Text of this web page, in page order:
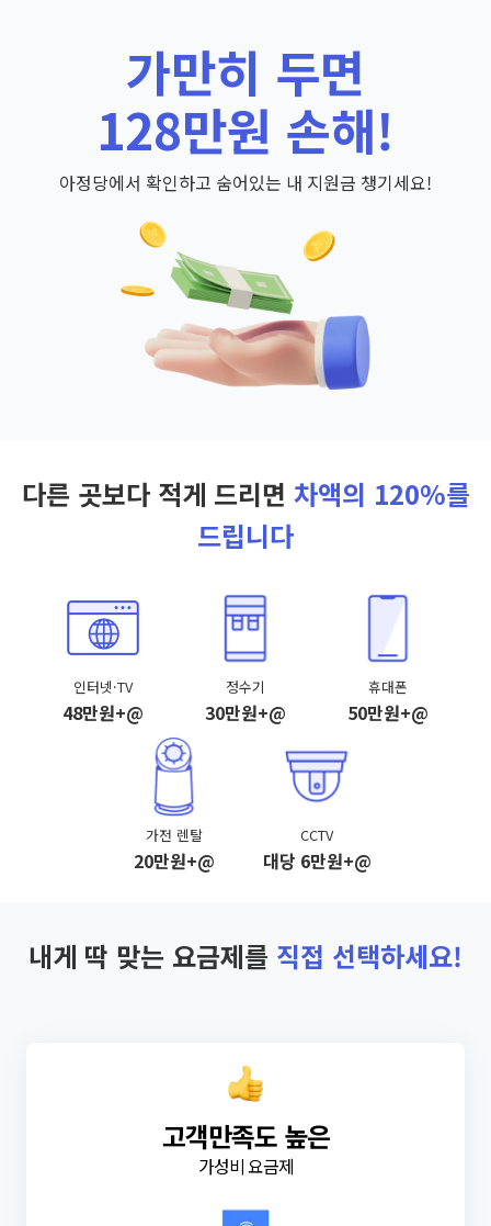
가만히 두면
128만원 손해!
아정당에서 확인하고 숨어있는 내 지원금 챙기세요!
다른 곳보다 적게 드리면 차액의 120%를
드립니다
인터넷·TV
48만원+@
정수기
30만원+@
휴대폰
50만원+@
가전 렌탈
20만원+@
CCTV
대당 6만원+@
내게 딱 맞는 요금제를 직접 선택하세요!
고객만족도 높은
가성비 요금제